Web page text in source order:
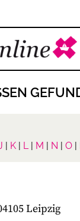
| K | L| M | N | O |
Leipzig